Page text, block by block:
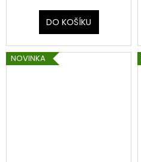
DO KOŠÍKU
NOVINKA